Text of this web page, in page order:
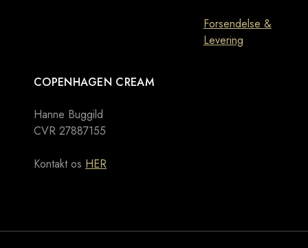
Forsendelse &
Levering
COPENHAGEN CREAM
Hanne Buggild
CVR 27887155
Kontakt os HER